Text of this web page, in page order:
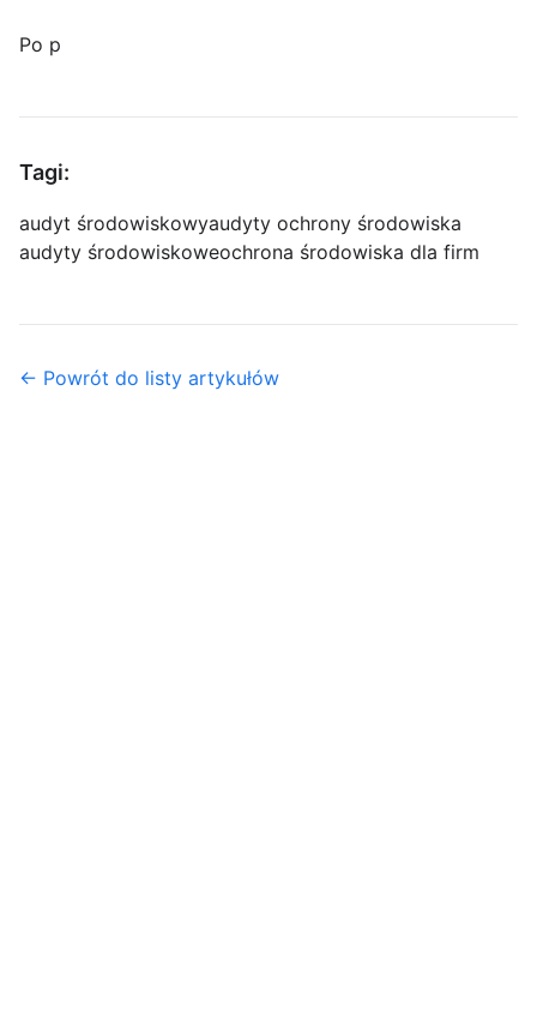
Po p
Tagi:
audyt środowiskowyaudyty ochrony środowiska
audyty środowiskoweochrona środowiska dla firm
← Powrót do listy artykułów